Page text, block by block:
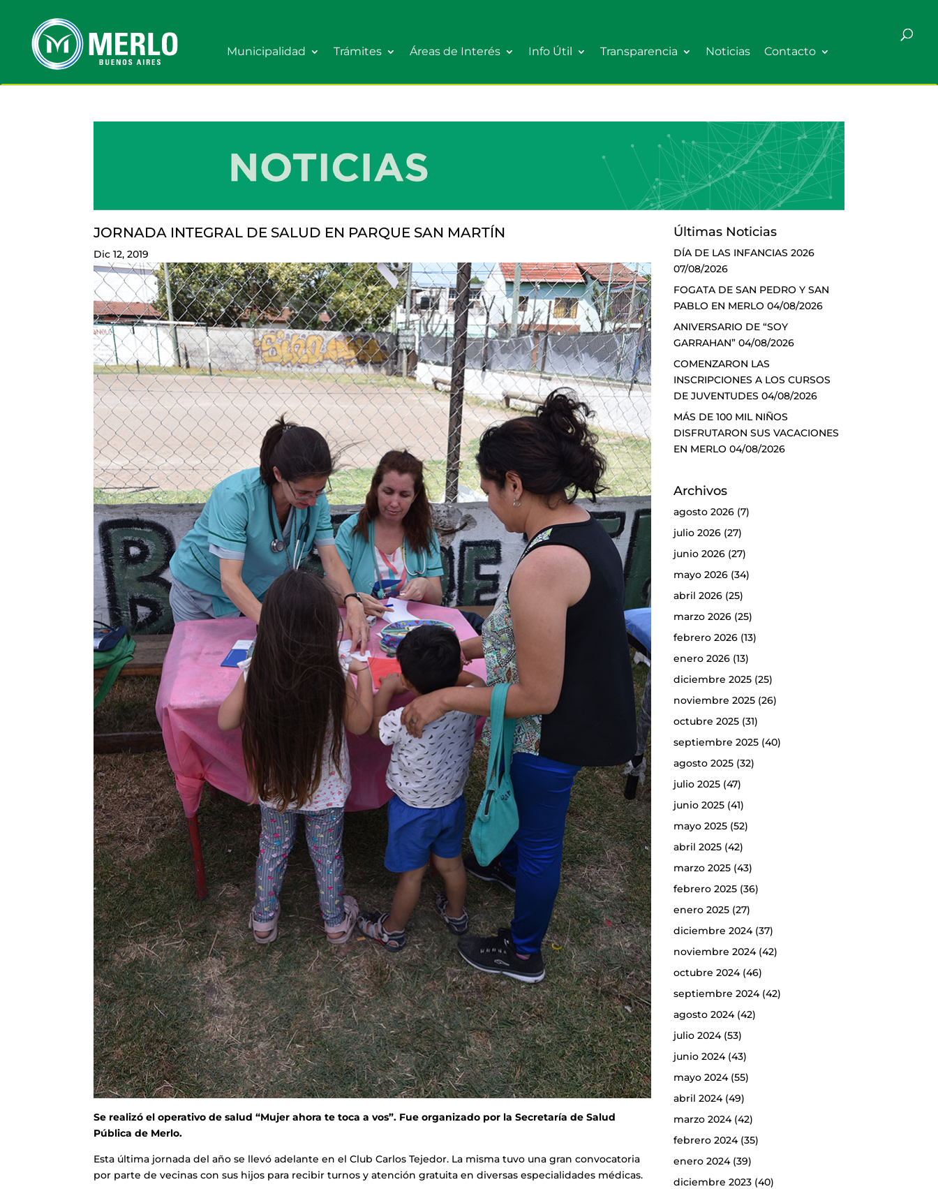
Municipalidad Trámites Áreas de Interés Info Útil Transparencia Noticias Contacto
JORNADA INTEGRAL DE SALUD EN PARQUE SAN MARTÍN
Dic 12, 2019
Se realizó el operativo de salud “Mujer ahora te toca a vos”. Fue organizado por la Secretaría de Salud
Pública de Merlo.
Esta última jornada del año se llevó adelante en el Club Carlos Tejedor. La misma tuvo una gran convocatoria
por parte de vecinas con sus hijos para recibir turnos y atención gratuita en diversas especialidades médicas.
Últimas Noticias
DÍA DE LAS INFANCIAS 2026
07/08/2026
FOGATA DE SAN PEDRO Y SAN
PABLO EN MERLO 04/08/2026
ANIVERSARIO DE “SOY
GARRAHAN” 04/08/2026
COMENZARON LAS
INSCRIPCIONES A LOS CURSOS
DE JUVENTUDES 04/08/2026
MÁS DE 100 MIL NIÑOS
DISFRUTARON SUS VACACIONES
EN MERLO 04/08/2026
Archivos
agosto 2026(7)
julio 2026(27)
junio 2026(27)
mayo 2026(34)
abril 2026(25)
marzo 2026(25)
febrero 2026(13)
enero 2026(13)
diciembre 2025(25)
noviembre 2025(26)
octubre 2025(31)
septiembre 2025(40)
agosto 2025(32)
julio 2025(47)
junio 2025(41)
mayo 2025(52)
abril 2025(42)
marzo 2025(43)
febrero 2025(36)
enero 2025(27)
diciembre 2024(37)
noviembre 2024(42)
octubre 2024(46)
septiembre 2024(42)
agosto 2024(42)
julio 2024(53)
junio 2024(43)
mayo 2024(55)
abril 2024(49)
marzo 2024(42)
febrero 2024(35)
enero 2024(39)
diciembre 2023(40)